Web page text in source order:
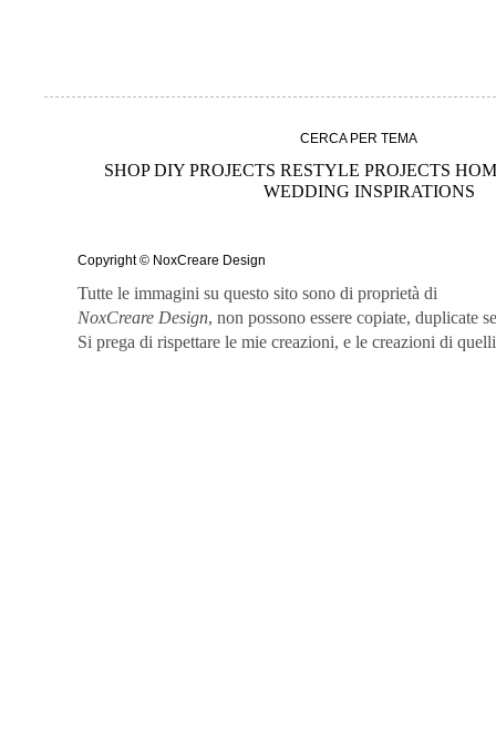
CERCA PER TEMA
SHOP DIY PROJECTS RESTYLE PROJECTS
WEDDING INSPIRATIONS
Copyright © NoxCreare Design
Tutte le immagini su questo sito sono di proprietà di
NoxCreare Design, non possono essere copiate, duplicate
Si prega di rispettare le mie creazioni, e le creazioni di